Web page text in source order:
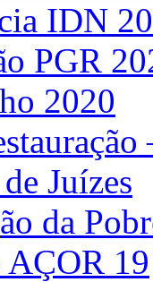
IDN
PGR
2020
Juízes
da
19